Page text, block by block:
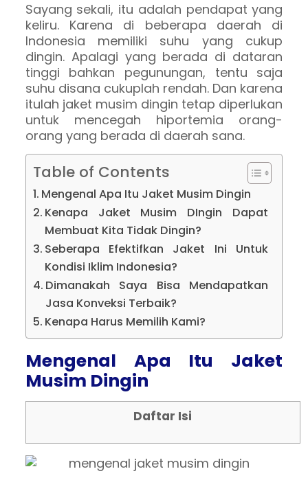
Sayang sekali, itu adalah pendapat yang
keliru. Karena di beberapa daerah di
Indonesia memiliki suhu yang cukup
dingin. Apalagi yang berada di dataran
tinggi bahkan pegunungan, tentu saja
suhu disana cukuplah rendah. Dan karena
itulah jaket musim dingin tetap diperlukan
untuk mencegah hiportemia orang-
orang yang berada di daerah sana.
Table of Contents
Mengenal Apa Itu Jaket Musim Dingin
Kenapa Jaket Musim DIngin Dapat
Membuat Kita Tidak Dingin?
Seberapa Efektifkan Jaket Ini Untuk
Kondisi Iklim Indonesia?
Dimanakah Saya Bisa Mendapatkan
Jasa Konveksi Terbaik?
Kenapa Harus Memilih Kami?
Mengenal Apa Itu Jaket
Musim Dingin
Daftar Isi